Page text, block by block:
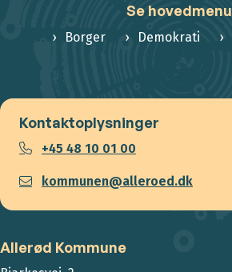
Se hovedmenu
Borger Demokrati
Kontaktoplysninger
+45 48 10 01 00
kommunen@alleroed.dk
Allerød Kommune